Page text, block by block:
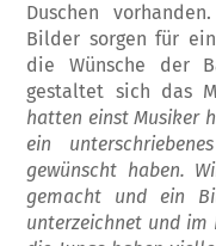
Duschen
Bilder sorgen für
die Wünsche der
gestaltet sich das
hatten einst Musiker
ein un
gewünscht haben.
gemacht und ein
unterzeichnet und im